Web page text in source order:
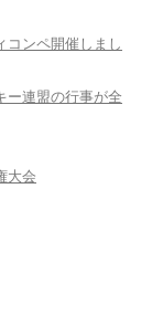
コンペ開催しまし
ー連盟の行事が全
大会